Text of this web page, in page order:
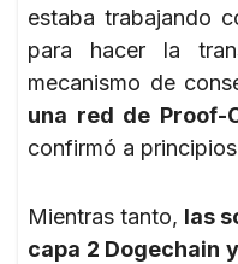
estaba trabajando
para hacer la
mecanismo de
una red de Proof-
confirmó a
Mientras tanto, las
capa 2 Dogechain